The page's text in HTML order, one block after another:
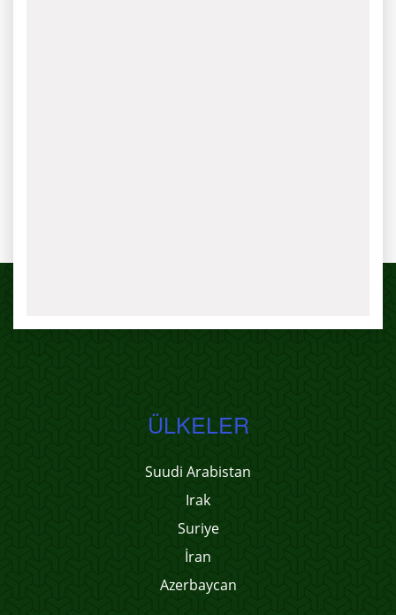
ÜLKELER
Suudi Arabistan
Irak
Suriye
İran
Azerbaycan